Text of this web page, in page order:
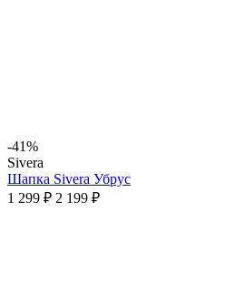
-41%
Sivera
Шапка Sivera Убрус
1 299 ₽ 2 199 ₽